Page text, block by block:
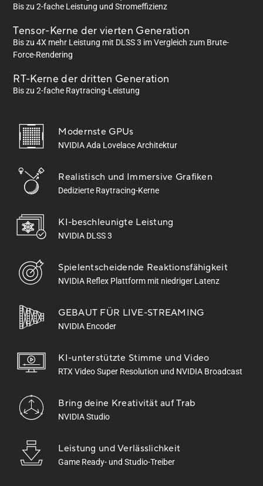
Bis zu 2-fache Leistung und Stromeffizienz
Tensor-Kerne der vierten Generation
Bis zu 4X mehr Leistung mit DLSS 3 im Vergleich zum Brute-
Force-Rendering
RT-Kerne der dritten Generation
Bis zu 2-fache Raytracing-Leistung
Modernste GPUs
NVIDIA Ada Lovelace Architektur
Realistisch und Immersive Grafiken
Dedizierte Raytracing-Kerne
KI-beschleunigte Leistung
NVIDIA DLSS 3
Spielentscheidende Reaktionsfähigkeit
NVIDIA Reflex Plattform mit niedriger Latenz
GEBAUT FÜR LIVE-STREAMING
NVIDIA Encoder
KI-unterstützte Stimme und Video
RTX Video Super Resolution und NVIDIA Broadcast
Bring deine Kreativität auf Trab
NVIDIA Studio
Leistung und Verlässlichkeit
Game Ready- und Studio-Treiber